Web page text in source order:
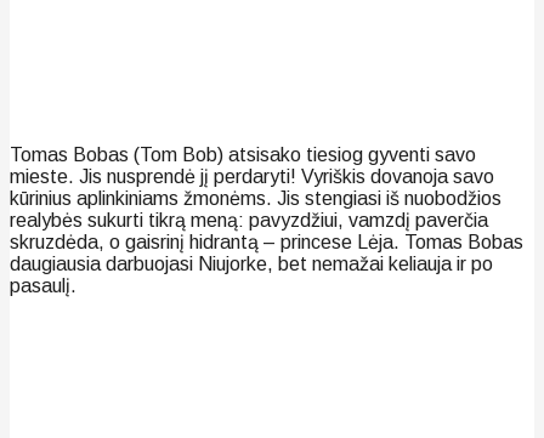
Tomas Bobas (Tom Bob) atsisako tiesiog gyventi savo
mieste. Jis nusprendė jį perdaryti! Vyriškis dovanoja savo
kūrinius aplinkiniams žmonėms. Jis stengiasi iš nuobodžios
realybės sukurti tikrą meną: pavyzdžiui, vamzdį paverčia
skruzdėda, o gaisrinį hidrantą – princese Lėja. Tomas Bobas
daugiausia darbuojasi Niujorke, bet nemažai keliauja ir po
pasaulį.